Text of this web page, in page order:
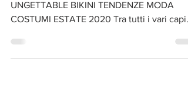
COSTUMI MODA ESTATE 2020
UNGETTABLE BIKINI TENDENZE MODA